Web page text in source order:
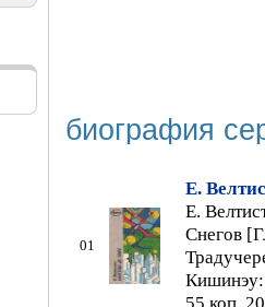
биография
01
Е.
Е.
Снегов
Кишинэу:
55 коп.